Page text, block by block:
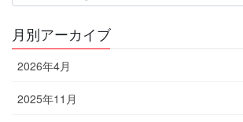
テ
リ
ー
月別アーカイブ
2026年4月
2025年11月